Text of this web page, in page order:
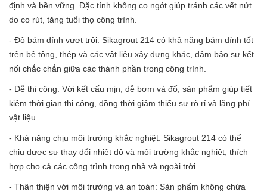
định và bền vững. Đặc tính không co ngót giúp tránh các vết nứt
do co rút, tăng tuổi thọ công trình.
- Độ bám dính vượt trội: Sikagrout 214 có khả năng bám dính tốt
trên bê tông, thép và các vật liệu xây dựng khác, đảm bảo sự kết
nối chắc chắn giữa các thành phần trong công trình.
- Dễ thi công: Với kết cấu mịn, dễ bơm và đổ, sản phẩm giúp tiết
kiệm thời gian thi công, đồng thời giảm thiểu sự rò rỉ và lãng phí
vật liệu.
- Khả năng chịu môi trường khắc nghiệt: Sikagrout 214 có thể
chịu được sự thay đổi nhiệt độ và môi trường khắc nghiệt, thích
hợp cho cả các công trình trong nhà và ngoài trời.
- Thân thiện với môi trường và an toàn: Sản phẩm không chứa